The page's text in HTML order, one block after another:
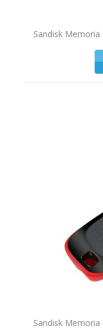
Sandisk Memoria
Sandisk Memoria